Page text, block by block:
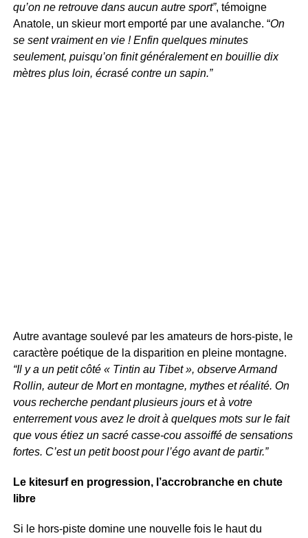
qu’on ne retrouve dans aucun autre sport”, témoigne
Anatole, un skieur mort emporté par une avalanche. “On
se sent vraiment en vie ! Enfin quelques minutes
seulement, puisqu’on finit généralement en bouillie dix
mètres plus loin, écrasé contre un sapin.”
Autre avantage soulevé par les amateurs de hors-piste, le
caractère poétique de la disparition en pleine montagne.
“Il y a un petit côté « Tintin au Tibet », observe Armand
Rollin, auteur de Mort en montagne, mythes et réalité. On
vous recherche pendant plusieurs jours et à votre
enterrement vous avez le droit à quelques mots sur le fait
que vous étiez un sacré casse-cou assoiffé de sensations
fortes. C’est un petit boost pour l’égo avant de partir.”
Le kitesurf en progression, l’accrobranche en chute
libre
Si le hors-piste domine une nouvelle fois le haut du